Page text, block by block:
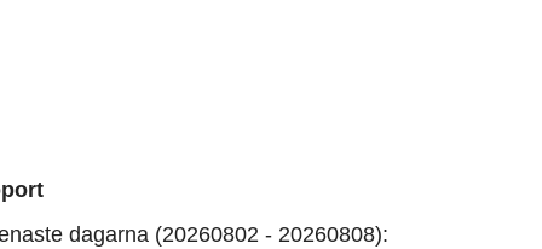
dagarna (20260802 - 20260808):